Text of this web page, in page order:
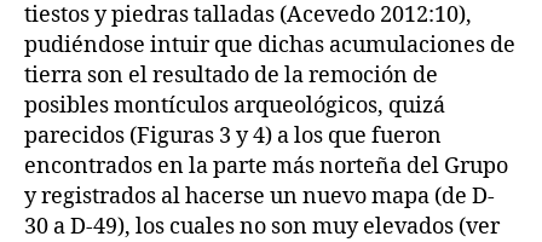
tiestos y piedras talladas (Acevedo 2012:10),
pudiéndose intuir que dichas acumulaciones de
tierra son el resultado de la remoción de
posibles montículos arqueológicos, quizá
parecidos (Figuras 3 y 4) a los que fueron
encontrados en la parte más norteña del Grupo
y registrados al hacerse un nuevo mapa (de D-
30 a D-49), los cuales no son muy elevados (ver